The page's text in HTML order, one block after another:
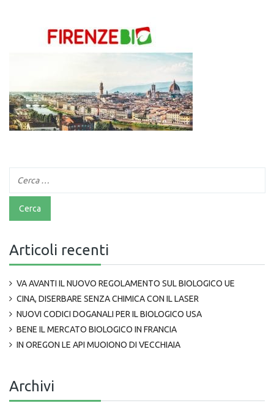
Articoli recenti
VA AVANTI IL NUOVO REGOLAMENTO SUL BIOLOGICO UE
CINA, DISERBARE SENZA CHIMICA CON IL LASER
NUOVI CODICI DOGANALI PER IL BIOLOGICO USA
BENE IL MERCATO BIOLOGICO IN FRANCIA
IN OREGON LE API MUOIONO DI VECCHIAIA
Archivi